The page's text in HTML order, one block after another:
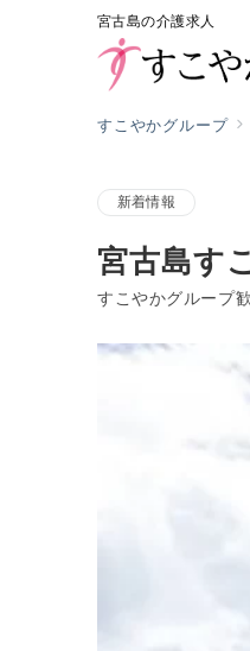
宮古島の介護求人
すこやかグループ
新着情報
宮古島す
すこやかグループ